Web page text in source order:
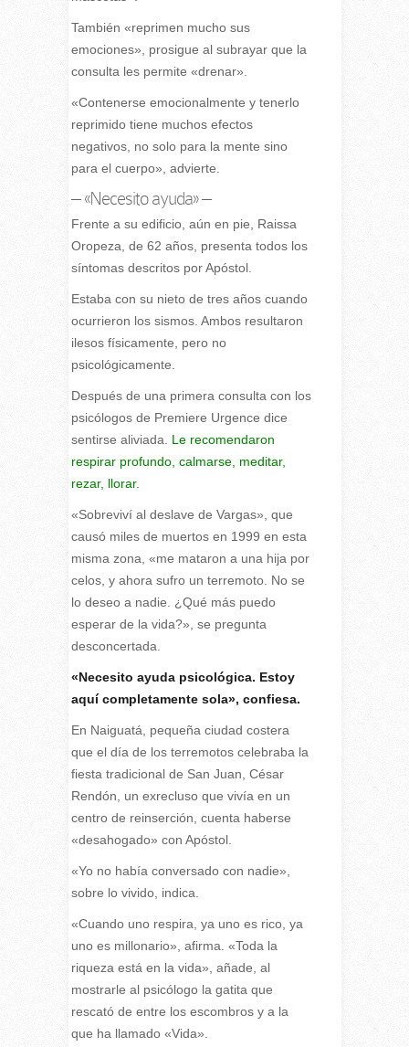
También «reprimen mucho sus
emociones», prosigue al subrayar que la
consulta les permite «drenar».
«Contenerse emocionalmente y tenerlo
reprimido tiene muchos efectos
negativos, no solo para la mente sino
para el cuerpo», advierte.
– «Necesito ayuda» –
Frente a su edificio, aún en pie, Raissa
Oropeza, de 62 años, presenta todos los
síntomas descritos por Apóstol.
Estaba con su nieto de tres años cuando
ocurrieron los sismos. Ambos resultaron
ilesos físicamente, pero no
psicológicamente.
Después de una primera consulta con los
psicólogos de Premiere Urgence dice
sentirse aliviada. Le recomendaron
respirar profundo, calmarse, meditar,
rezar, llorar.
«Sobreviví al deslave de Vargas», que
causó miles de muertos en 1999 en esta
misma zona, «me mataron a una hija por
celos, y ahora sufro un terremoto. No se
lo deseo a nadie. ¿Qué más puedo
esperar de la vida?», se pregunta
desconcertada.
«Necesito ayuda psicológica. Estoy
aquí completamente sola», confiesa.
En Naiguatá, pequeña ciudad costera
que el día de los terremotos celebraba la
fiesta tradicional de San Juan, César
Rendón, un exrecluso que vivía en un
centro de reinserción, cuenta haberse
«desahogado» con Apóstol.
«Yo no había conversado con nadie»,
sobre lo vivido, indica.
«Cuando uno respira, ya uno es rico, ya
uno es millonario», afirma. «Toda la
riqueza está en la vida», añade, al
mostrarle al psicólogo la gatita que
rescató de entre los escombros y a la
que ha llamado «Vida».